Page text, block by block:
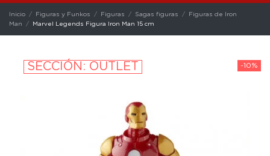
Inicio Figuras y Funkos Figuras Sagas figuras
Figuras de Iron
Man
Marvel Legends Figura Iron Man 15 cm
-10%
SECCIÓN: OUTLET